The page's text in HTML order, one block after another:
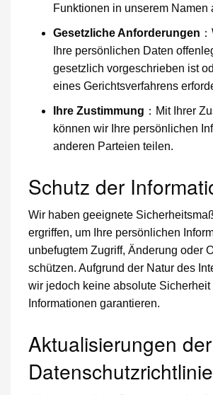
Funktionen in unserem Namen
Gesetzliche Anforderungen
Ihre persönlichen Daten
gesetzlich vorgeschrieben ist
eines Gerichtsverfahrens
Ihre Zustimmung ：Mit Ihrer
können wir Ihre persönlichen
anderen Parteien teilen.
Schutz der
Wir haben geeignete
ergriffen, um Ihre persönlichen
unbefugtem Zugriff, Änderung oder
schützen. Aufgrund der Natur des
wir jedoch keine absolute Sicherheit
Informationen garantieren.
Aktualisierungen der
Datenschutzrichtlinie